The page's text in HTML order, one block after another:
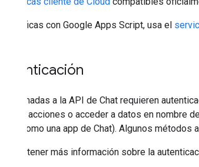
Si codificas con Google Apps Script, usa el
Autenticación
Las llamadas a la API de Chat requieren
realizar acciones o acceder a datos en nombre
datos como una app de Chat). Algunos
Para obtener más información sobre la